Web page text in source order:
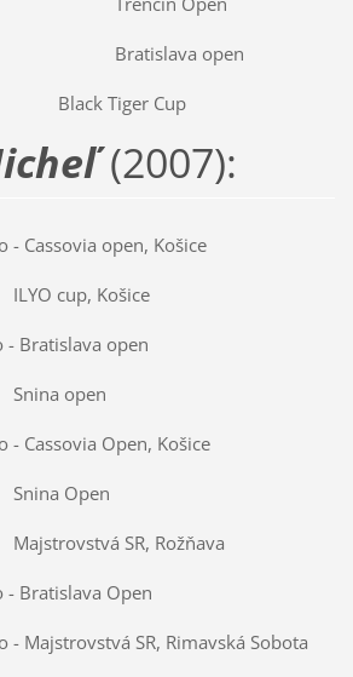
open
Black Tiger Cup
(2007):
open, Košice
Košice
open
Open, Košice
SR, Rožňava
Open
SR, Rimavská Sobota